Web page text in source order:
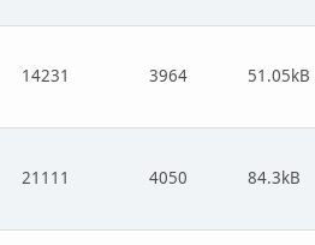
14231 3964 51.05kB
21111 4050 84.3kB